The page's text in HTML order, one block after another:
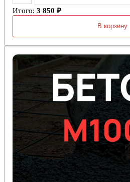
Итого: 3 850 ₽
В корзину